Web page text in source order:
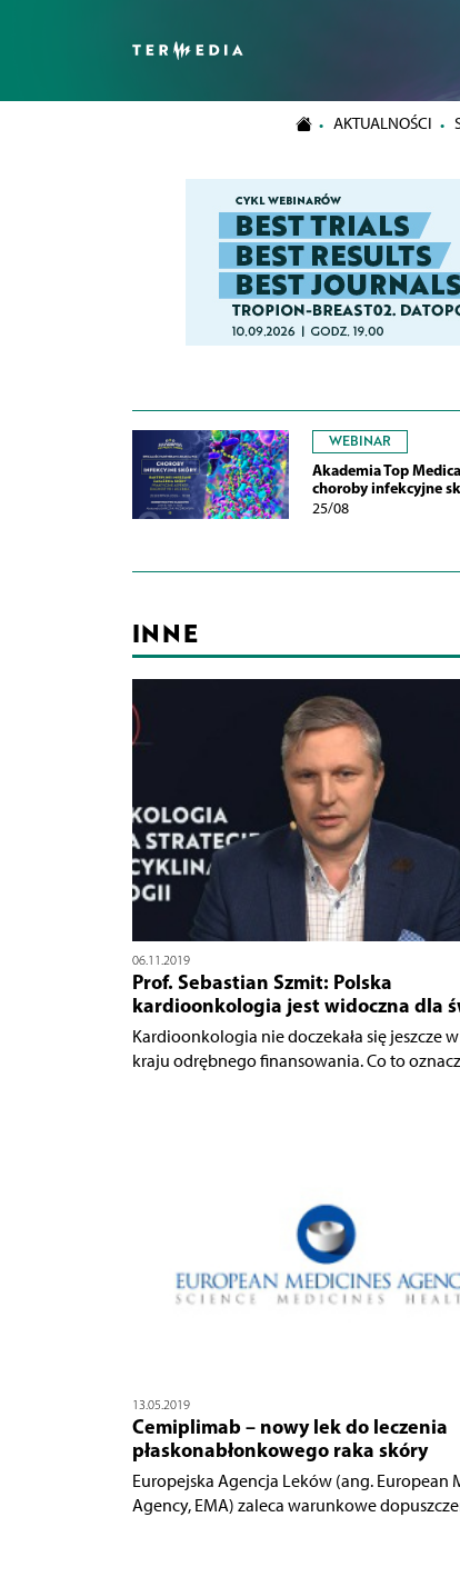
AKTUALNOŚCI
WEBINAR
Akademia Top
choroby infekcyjne
25/08
INNE
06.11.2019
Prof. Sebastian Szmit: Polska
kardioonkologia jest widoczna dla
Kardioonkologia nie doczekała się jeszcze
kraju odrębnego finansowania. Co to
13.05.2019
Cemiplimab – nowy lek do leczenia
płaskonabłonkowego raka skóry
Europejska Agencja Leków (ang. European
Agency, EMA) zaleca warunkowe